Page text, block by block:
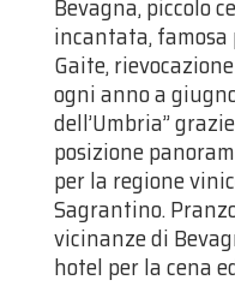
Bevagna, piccolo
incantata,
Gaite,
ogni anno a
dell’Umbria”
posizione
per la regione
Sagrantino.
vicinanze di
hotel per la cena